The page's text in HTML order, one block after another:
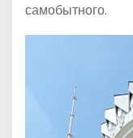
самобытного.